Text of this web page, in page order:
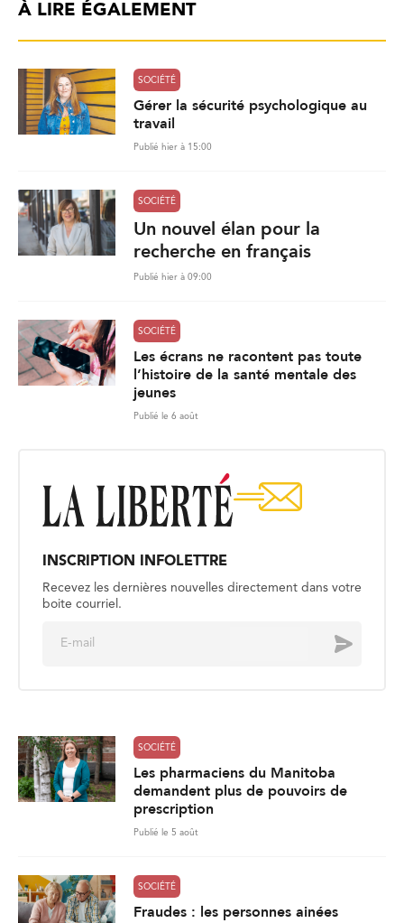
À LIRE ÉGALEMENT
SOCIÉTÉ
Gérer la sécurité psychologique au
travail
Publié hier à 15:00
SOCIÉTÉ
Un nouvel élan pour la
recherche en français
Publié hier à 09:00
SOCIÉTÉ
Les écrans ne racontent pas toute
l’histoire de la santé mentale des
jeunes
Publié le 6 août
INSCRIPTION INFOLETTRE
Recevez les dernières nouvelles directement dans votre
boite courriel.
Envoyer
SOCIÉTÉ
Les pharmaciens du Manitoba
demandent plus de pouvoirs de
prescription
Publié le 5 août
SOCIÉTÉ
Fraudes : les personnes ainées